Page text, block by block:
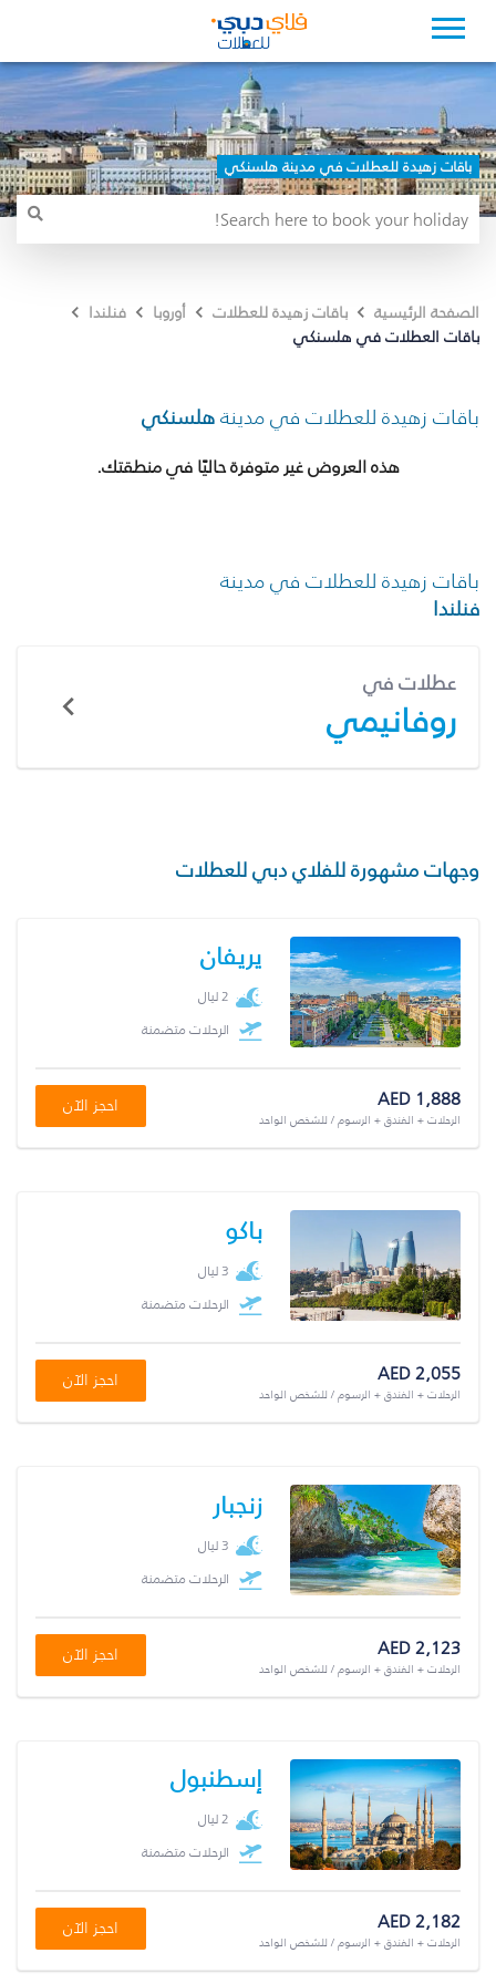
باقات زهيدة للعطلات في مدينة هلسنكي
الصفحة الرئيسية باقات زهيدة للعطلات أوروبا
فنلندا
باقات العطلات في هلسنكي
باقات زهيدة للعطلات في مدينةهلسنكي
هذه العروض غير متوفرة حاليًا في منطقتك.
باقات زهيدة للعطلات في مدينة
فنلندا
عطلات في
روفانيمي
وجهات مشهورة للفلاي دبي للعطلات
يريفان
2 ليال
الرحلات متضمنة
AED 1,888
الرحلات + الفندق + الرسوم / للشخص الواحد
احجز الآن
باكو
3 ليال
الرحلات متضمنة
AED 2,055
الرحلات + الفندق + الرسوم / للشخص الواحد
احجز الآن
زنجبار
3 ليال
الرحلات متضمنة
AED 2,123
الرحلات + الفندق + الرسوم / للشخص الواحد
احجز الآن
إسطنبول
2 ليال
الرحلات متضمنة
AED 2,182
الرحلات + الفندق + الرسوم / للشخص الواحد
احجز الآن